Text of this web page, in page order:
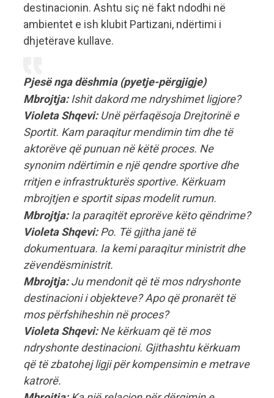
destinacionin. Ashtu siç në fakt ndodhi në
ambientet e ish klubit Partizani, ndërtimi i
dhjetërave kullave.
Pjesë nga dëshmia (pyetje-përgjigje)
Mbrojtja:Ishit dakord me ndryshimet ligjore?
Violeta Shqevi:Unë përfaqësoja Drejtorinë e
Sportit. Kam paraqitur mendimin tim dhe të
aktorëve që punuan në këtë proces. Ne
synonim ndërtimin e një qendre sportive dhe
rritjen e infrastrukturës sportive. Kërkuam
mbrojtjen e sportit sipas modelit rumun.
Mbrojtja:Ia paraqitët eprorëve këto qëndrime?
Violeta Shqevi:Po. Të gjitha janë të
dokumentuara. Ia kemi paraqitur ministrit dhe
zëvendësministrit.
Mbrojtja:Ju mendonit që të mos ndryshonte
destinacioni i objekteve? Apo që pronarët të
mos përfshiheshin në proces?
Violeta Shqevi:Ne kërkuam që të mos
ndryshonte destinacioni. Gjithashtu kërkuam
që të zbatohej ligji për kompensimin e metrave
katrorë.